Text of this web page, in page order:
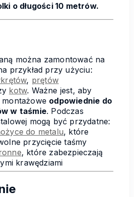
o długości 10 metrów.
można zamontować na
przykład przy użyciu:
, prętów
kotw. Ważne jest, aby
odpowiednie do
w taśmie. Podczas
mogą być przydatne:
do metalu, które
przycięcie taśmy
, które zabezpieczają
krawędziami